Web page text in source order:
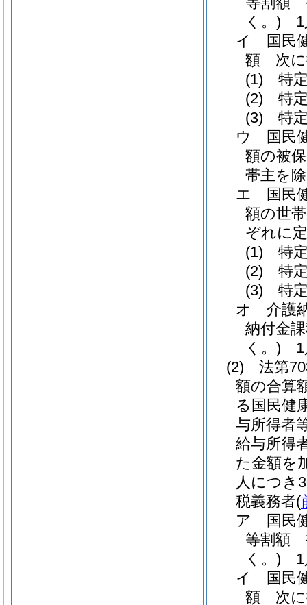
く。) 1
イ
国民
額 次に
(1)
特
(2)
特
(3)
特
ウ
国民
額の被
帯主を
エ
国民
額の世
ぞれに
(1)
特
(2)
特
(3)
特
オ
介護
納付金
く。) 1
(2)
法第
額の合算
る国民健
与所得者
給与所得
た金額を
人につき
税義務者(
ア
国民
等割額
く。) 1
イ
国民
額 次に